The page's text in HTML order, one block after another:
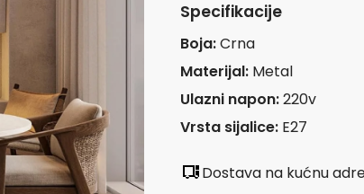
Specifikacije
Boja:Crna
Materijal: Metal
Ulazni napon:220v
Vrsta sijalice: E27
Dostava na kućnu